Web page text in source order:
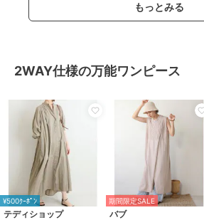
もっとみる
2WAY仕様の万能ワンピース
¥500ｸｰﾎﾟﾝ
テディショップ
期間限定SALE
バブ